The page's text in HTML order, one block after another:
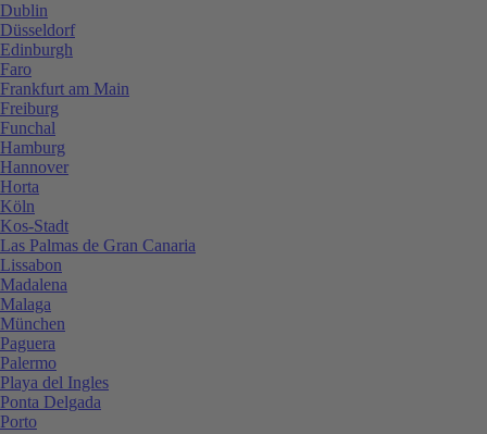
Dublin
Düsseldorf
Edinburgh
Faro
Frankfurt am Main
Freiburg
Funchal
Hamburg
Hannover
Horta
Köln
Kos-Stadt
Las Palmas de Gran Canaria
Lissabon
Madalena
Malaga
München
Paguera
Palermo
Playa del Ingles
Ponta Delgada
Porto